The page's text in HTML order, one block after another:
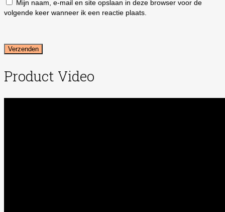
Mijn naam, e-mail en site opslaan in deze browser voor de
volgende keer wanneer ik een reactie plaats.
Product Video